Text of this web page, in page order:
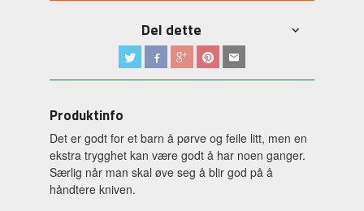
Del dette
Produktinfo
Det er godt for et barn å pørve og feile litt, men en
ekstra trygghet kan være godt å har noen ganger.
Særlig når man skal øve seg å blir god på å
håndtere kniven.